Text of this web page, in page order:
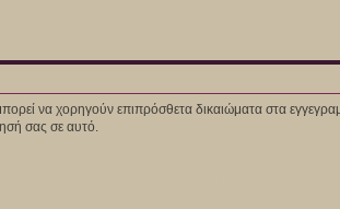
να χορηγούν επιπρόσθετα δικαιώματα στα
σας σε αυτό.